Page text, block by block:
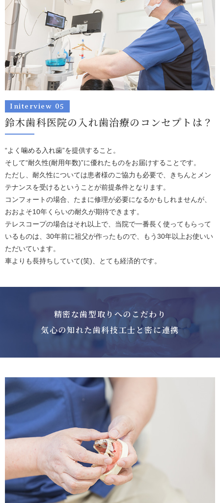
Initerview 05
鈴木歯科医院の入れ歯治療のコンセプトは？
“よく噛める入れ歯”を提供すること。
そして“耐久性(耐用年数)”に優れたものをお届けすることです。
ただし、耐久性については患者様のご協力も必要で、きちんとメン
テナンスを受けるということが前提条件となります。
コンフォートの場合、たまに修理が必要になるかもしれませんが、
おおよそ10年くらいの耐久が期待できます。
テレスコープの場合はそれ以上で、当院で一番長く使ってもらって
いるものは、30年前に祖父が作ったもので、もう30年以上お使いい
ただいています。
車よりも長持ちしていて(笑)、とても経済的です。
精密な歯型取りへのこだわり
気心の知れた歯科技工士と密に連携